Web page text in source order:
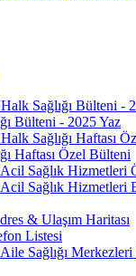
Sağlığı Bülteni -
Bülteni - 2025 Yaz
Sağlığı Haftası
Haftası Özel Bülteni
Sağlık Hizmetleri
Sağlık Hizmetleri
& Ulaşım Haritası
Listesi
Sağlığı